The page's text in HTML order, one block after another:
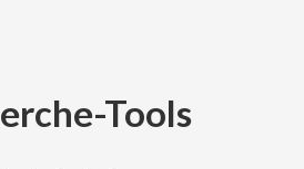
Tools